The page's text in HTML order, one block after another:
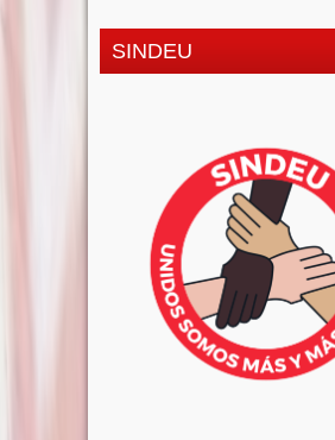
SINDEU